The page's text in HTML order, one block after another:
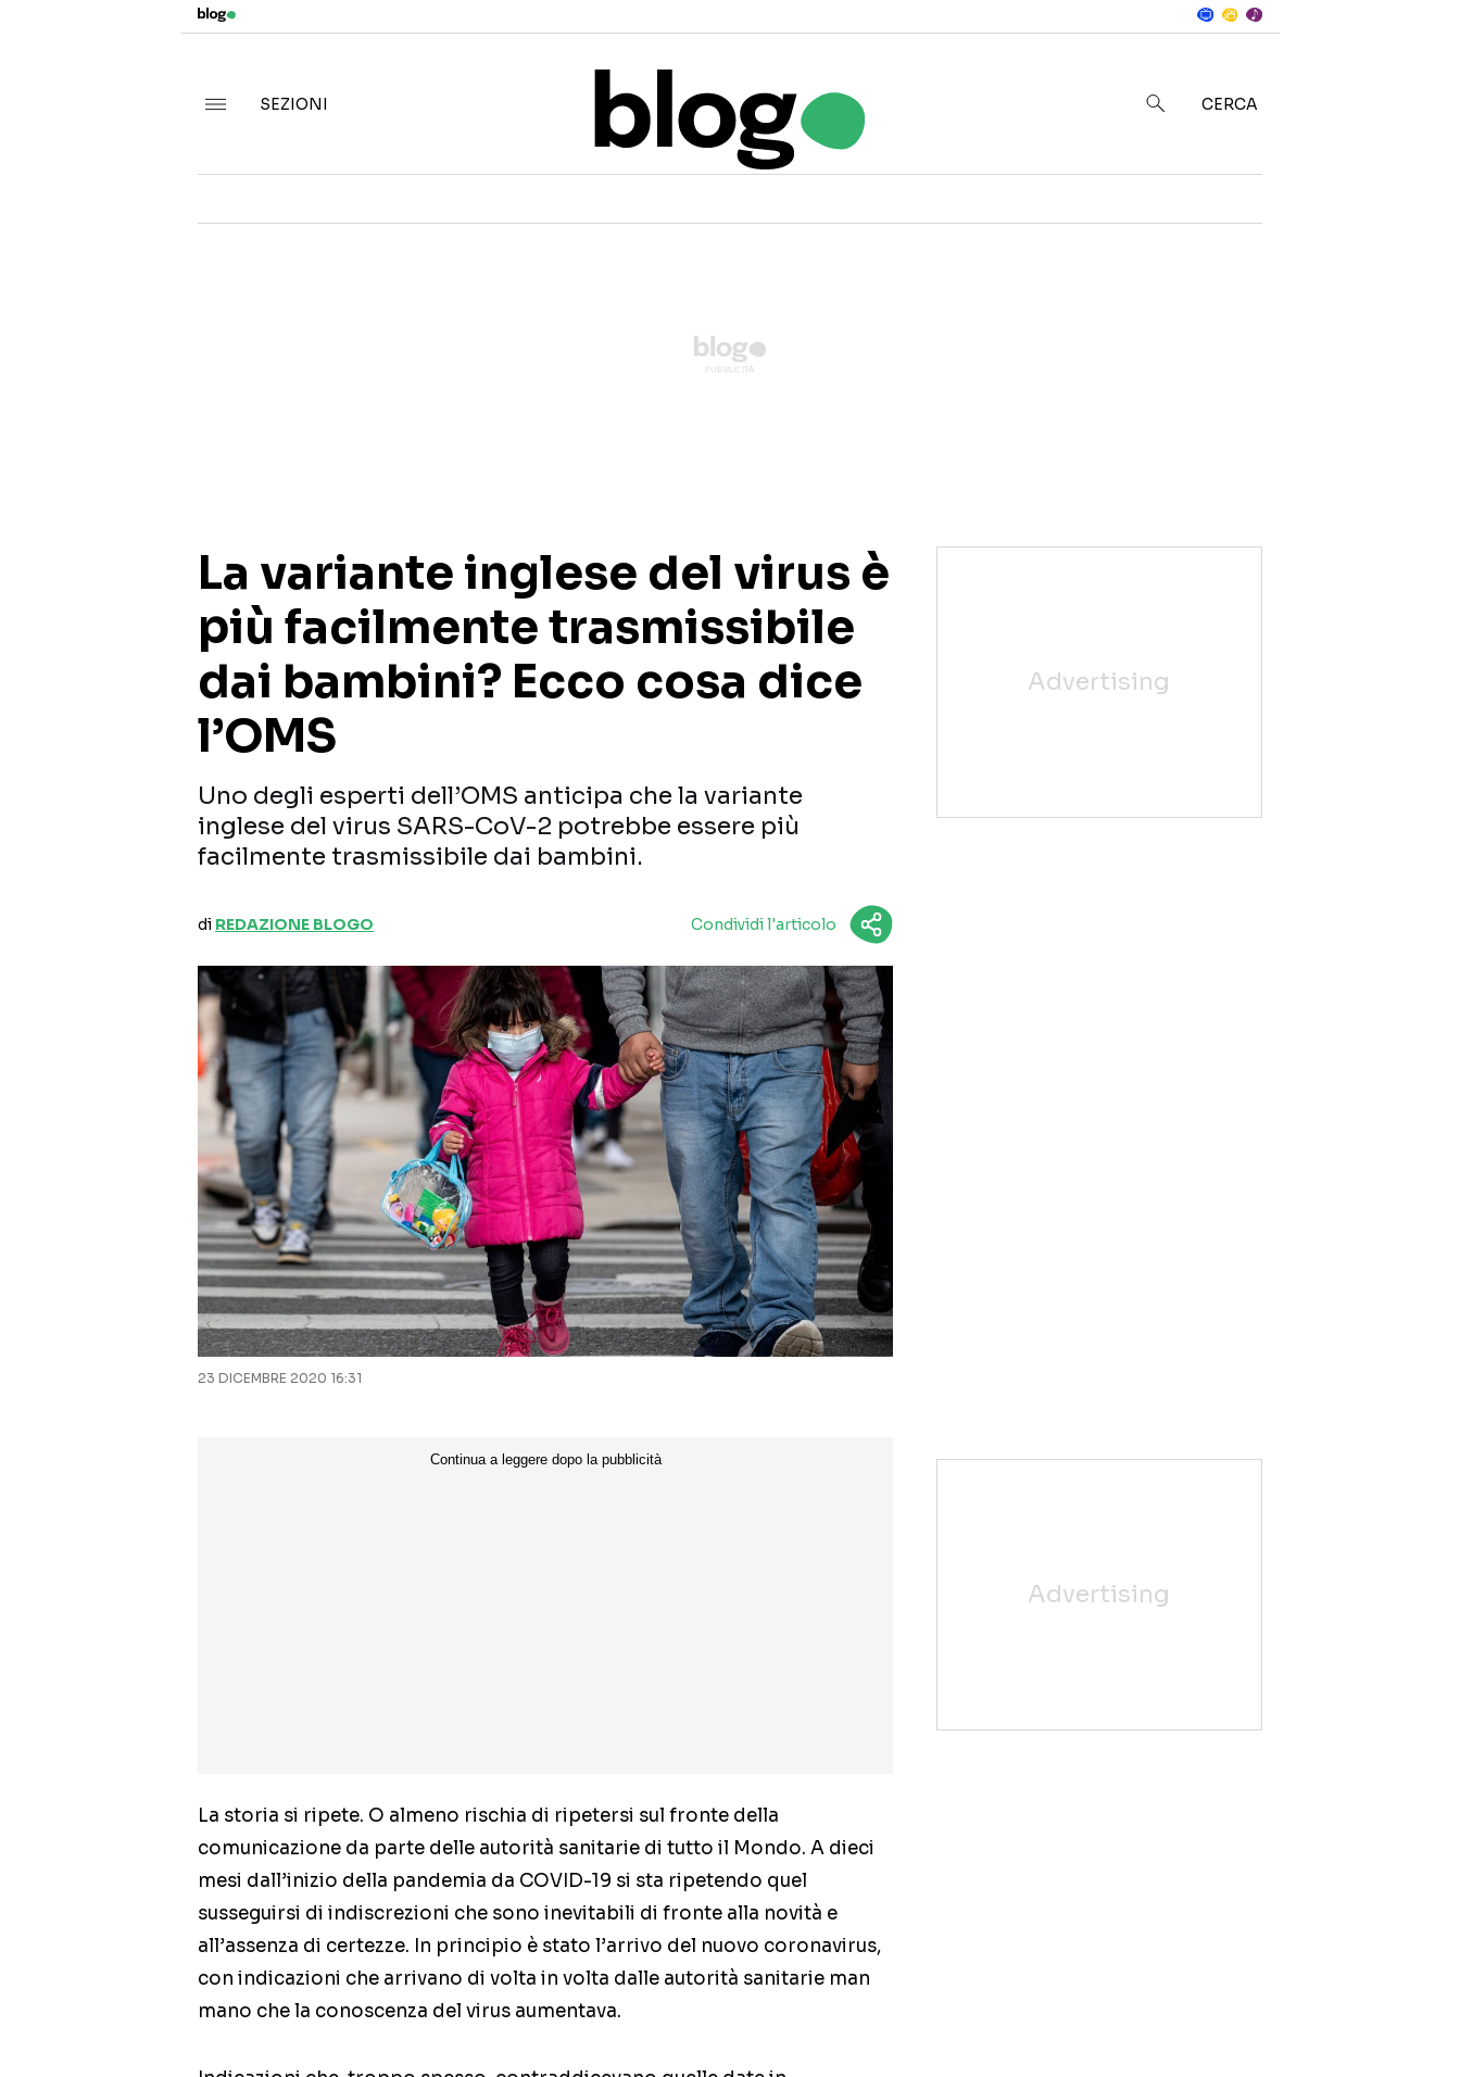
SEZIONI
CERCA
La variante inglese del virus è
più facilmente trasmissibile
dai bambini? Ecco cosa dice
l’OMS
Uno degli esperti dell’OMS anticipa che la variante
inglese del virus SARS-CoV-2 potrebbe essere più
facilmente trasmissibile dai bambini.
di REDAZIONE BLOGO Condividi l'articolo
23 DICEMBRE 2020 16:31
La storia si ripete. O almeno rischia di ripetersi sul fronte della
comunicazione da parte delle autorità sanitarie di tutto il Mondo. A dieci
mesi dall’inizio della pandemia da COVID-19 si sta ripetendo quel
susseguirsi di indiscrezioni che sono inevitabili di fronte alla novità e
all’assenza di certezze. In principio è stato l’arrivo del nuovo coronavirus,
con indicazioni che arrivano di volta in volta dalle autorità sanitarie man
mano che la conoscenza del virus aumentava.